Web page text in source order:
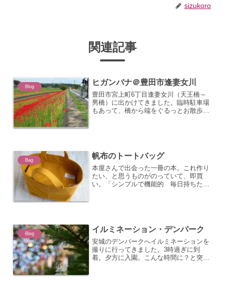
sizukoro
関連記事
Blog ヒガンバナ＠豊田市逢妻女川
豊田市宮上町6丁目逢妻女川（天王橋～
男橋）に出かけてきました。臨時駐車場
もあって、橋から端をぐるっとお散歩。
Bag 帆布のトートバッグ
本屋さんで出会った一冊の本。これ作り
たい、と思うものがのっていて、即買
い。「シンプルで機能的 毎日持ちたい
Blog イルミネーション・デンパーク
安城のデンパークへイルミネーションを
撮りに行ってきました。3時過ぎに到
着。夕方に入園。こんな時間に？と突っ